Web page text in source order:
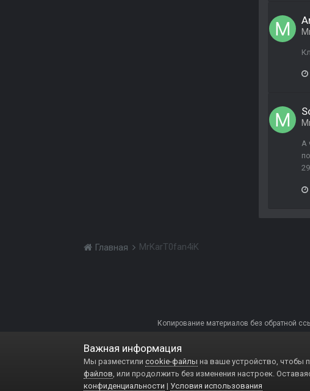
А
Главная MrKarT0fan4iK
Копирование материалов без обратной
Важная информация
Мы разместили cookie-файлы на ваше устройство, чтобы
файлов, или продолжить без изменения настроек.
конфиденциальности | Условия использования